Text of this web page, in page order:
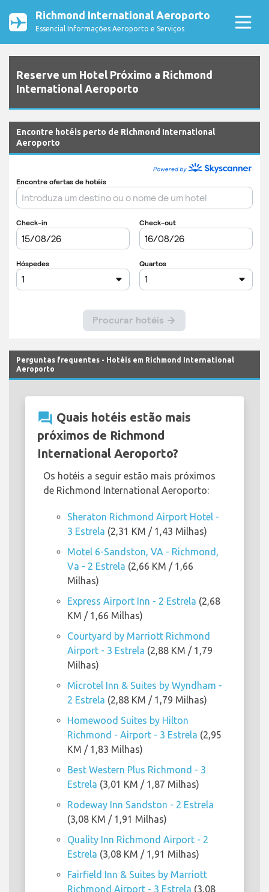
Richmond International Aeroporto
Essencial Informações Aeroporto e Serviços
Reserve um Hotel Próximo a Richmond
International Aeroporto
Encontre hotéis perto de Richmond International
Aeroporto
Perguntas frequentes - Hotéis em Richmond International
Aeroporto
question_answer Quais hotéis estão mais
próximos de Richmond
International Aeroporto?
Os hotéis a seguir estão mais próximos
de Richmond International Aeroporto:
Sheraton Richmond Airport Hotel -
3 Estrela (2,31 KM / 1,43 Milhas)
Motel 6-Sandston, VA - Richmond,
Va - 2 Estrela (2,66 KM / 1,66
Milhas)
Express Airport Inn - 2 Estrela (2,68
KM / 1,66 Milhas)
Courtyard by Marriott Richmond
Airport - 3 Estrela (2,88 KM / 1,79
Milhas)
Microtel Inn & Suites by Wyndham -
2 Estrela (2,88 KM / 1,79 Milhas)
Homewood Suites by Hilton
Richmond - Airport - 3 Estrela (2,95
KM / 1,83 Milhas)
Best Western Plus Richmond - 3
Estrela (3,01 KM / 1,87 Milhas)
Rodeway Inn Sandston - 2 Estrela
(3,08 KM / 1,91 Milhas)
Quality Inn Richmond Airport - 2
Estrela (3,08 KM / 1,91 Milhas)
Fairfield Inn & Suites by Marriott
Richmond Airport - 3 Estrela (3,08